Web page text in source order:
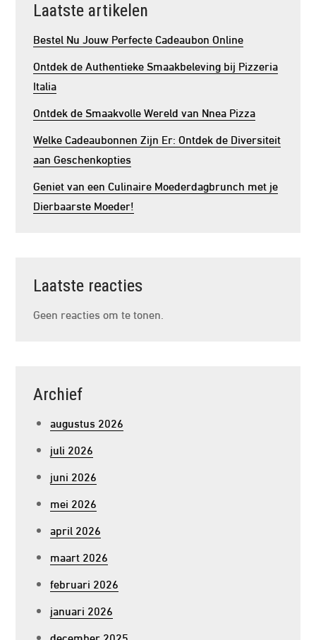
Laatste artikelen
Bestel Nu Jouw Perfecte Cadeaubon Online
Ontdek de Authentieke Smaakbeleving bij Pizzeria
Italia
Ontdek de Smaakvolle Wereld van Nnea Pizza
Welke Cadeaubonnen Zijn Er: Ontdek de Diversiteit
aan Geschenkopties
Geniet van een Culinaire Moederdagbrunch met je
Dierbaarste Moeder!
Laatste reacties
Geen reacties om te tonen.
Archief
augustus 2026
juli 2026
juni 2026
mei 2026
april 2026
maart 2026
februari 2026
januari 2026